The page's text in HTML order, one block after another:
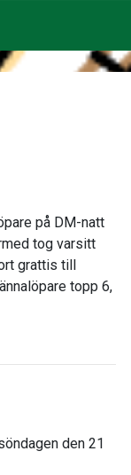
på DM-natt
tog varsitt
grattis till
topp 6,
den 21